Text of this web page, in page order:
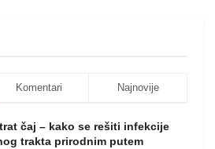
Komentari Najnovije
čaj – kako se rešiti infekcije
trakta prirodnim putem